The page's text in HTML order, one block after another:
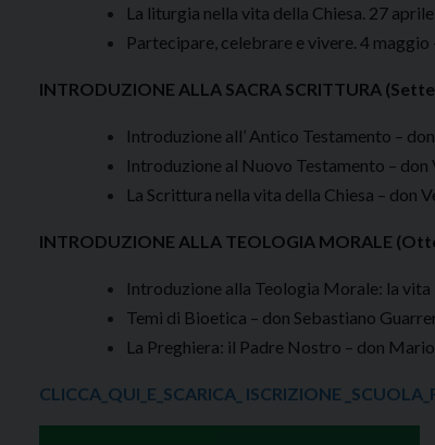
La liturgia nella vita della Chiesa. 27
Partecipare, celebrare e vivere. 4
INTRODUZIONE ALLA SACRA SCRITTURA
Introduzione all’ Antico Testamento –
Introduzione al Nuovo Testamento –
La Scrittura nella vita della Chiesa – don
INTRODUZIONE ALLA TEOLOGIA MORALE
Introduzione alla Teologia Morale: la
Temi di Bioetica – don Sebastiano
La Preghiera: il Padre Nostro – don
CLICCA_QUI_E_SCARICA_ ISCRIZIONE